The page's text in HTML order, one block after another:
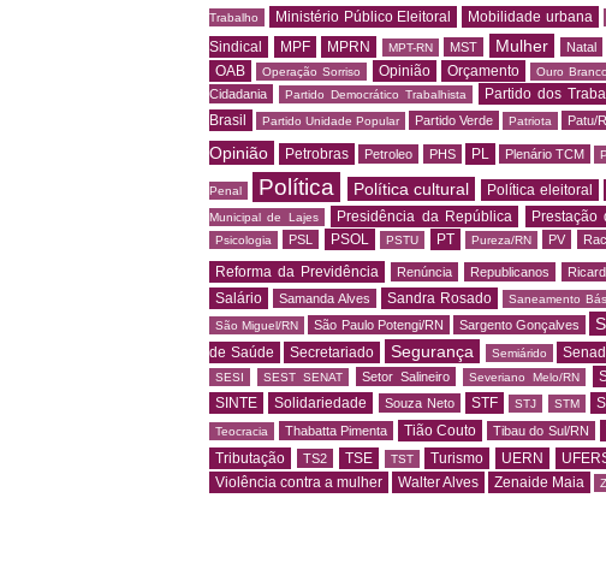
Trabalho Ministério Público Eleitoral Mobilidade urbana
Sindical
MPF MPRN MPT-RN MST Mulher Natal
OAB Operação Sorriso Opinião Orçamento Ouro
Cidadania
Partido Democrático Trabalhista Partido dos
Brasil
Partido Unidade Popular Partido Verde Patriota Patu/
Opinião
Petrobras Petroleo PHS PL Plenário TCM
Penal Política Política cultural Política eleitoral
Municipal de Lajes
Presidência da República Prestação
Psicologia PSL PSOL PSTU PT Pureza/RN PV
Reforma da Previdência Renúncia Republicanos
Salário Samanda Alves Sandra Rosado Saneamento
São Miguel/RN
São Paulo Potengi/RN Sargento Gonçalves
de Saúde
Secretariado Segurança Semiárido
SESI SEST SENAT Setor Salineiro Severiano Melo/RN
SINTE Solidariedade Souza Neto STF STJ STM
Teocracia Thabatta Pimenta Tião Couto Tibau do Sul/RN
Tributação TS2 TSE TST Turismo UERN
Violência contra a mulher Walter Alves Zenaide Maia